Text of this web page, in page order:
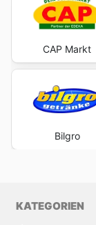
CAP Markt
Bilgro
KATEGORIEN